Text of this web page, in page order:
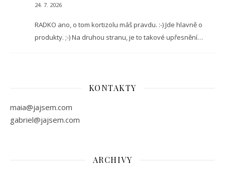
24. 7. 2026
RADKO ano, o tom kortizolu máš pravdu. :-) Jde hlavně o
produkty. ;-) Na druhou stranu, je to takové upřesnění…
KONTAKTY
maia@jajsem.com
gabriel@jajsem.com
ARCHIVY